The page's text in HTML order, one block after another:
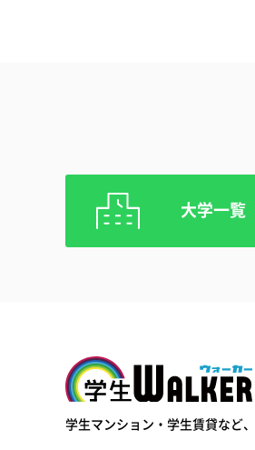
大学一覧
学生ウォーカー
学生マンション・学生賃貸など、